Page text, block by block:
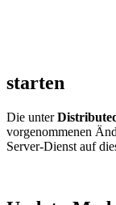
starten
Die unter
vorgenommenen
Server-Dienst auf